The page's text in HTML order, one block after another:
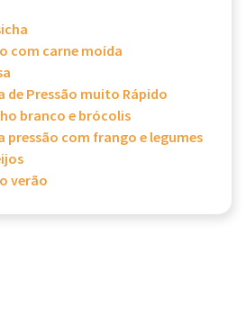
com carne moída
de Pressão muito Rápido
branco e brócolis
pressão com frango e legumes
verão